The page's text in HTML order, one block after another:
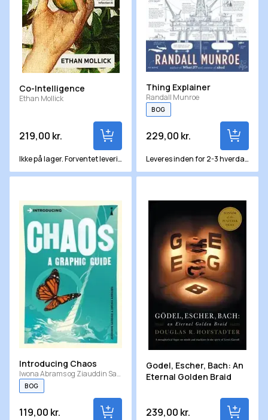
Co-Intelligence
Ethan Mollick
219,00 kr.
Ikke på lager. Forventet levering om ca. 12 hverdage
Thing Explainer
Randall Munroe
BOG
229,00 kr.
Leveres inden for 2-3 hverdage
Introducing Chaos
Iwona Abrams og Ziauddin Sardar
BOG
119,00 kr.
Godel, Escher, Bach: An
Eternal Golden Braid
239,00 kr.